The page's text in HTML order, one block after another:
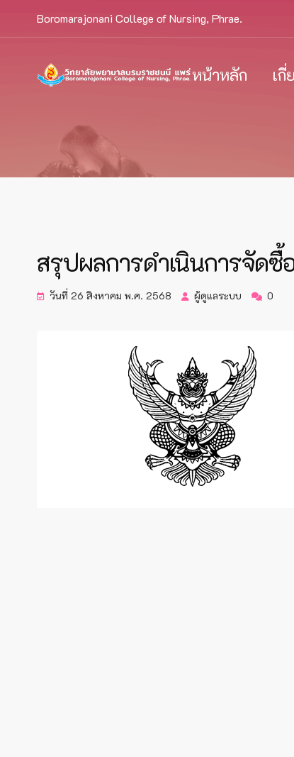
Boromarajonani College of Nursing, Phrae.
หน้าหลัก เ
สรุปผลการดำเนินการจัด
วันที่ 26 สิงหาคม พ.ศ. 2568 ผู้ดูแลระบบ 0